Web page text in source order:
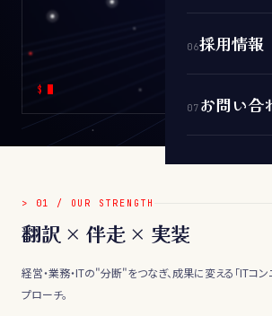
06採用情報
07 お問い合
$
> 01 / OUR STRENGTH
翻訳 × 伴走 × 実装
経営・業務・ITの"分断"をつなぎ、成果に変える「ITコン
プローチ。